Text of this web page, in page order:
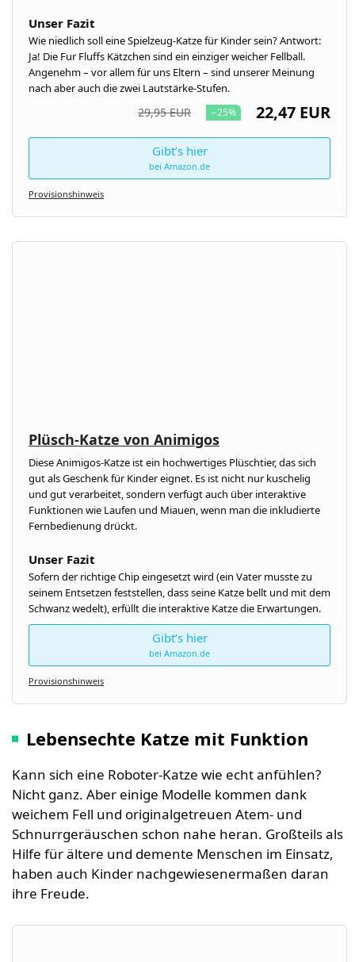
Unser Fazit
Wie niedlich soll eine Spielzeug-Katze für Kinder sein? Antwort:
Ja! Die Fur Fluffs Kätzchen sind ein einziger weicher Fellball.
Angenehm – vor allem für uns Eltern – sind unserer Meinung
nach aber auch die zwei Lautstärke-Stufen.
29,95 EUR −25% 22,47 EUR
Gibt’s hier
bei Amazon.de
Provisionshinweis
Plüsch-Katze von Animigos
Diese Animigos-Katze ist ein hochwertiges Plüschtier, das sich
gut als Geschenk für Kinder eignet. Es ist nicht nur kuschelig
und gut verarbeitet, sondern verfügt auch über interaktive
Funktionen wie Laufen und Miauen, wenn man die inkludierte
Fernbedienung drückt.
Unser Fazit
Sofern der richtige Chip eingesetzt wird (ein Vater musste zu
seinem Entsetzen feststellen, dass seine Katze bellt und mit dem
Schwanz wedelt), erfüllt die interaktive Katze die Erwartungen.
Gibt’s hier
bei Amazon.de
Provisionshinweis
Lebensechte Katze mit Funktion
Kann sich eine Roboter-Katze wie echt anfühlen?
Nicht ganz. Aber einige Modelle kommen dank
weichem Fell und originalgetreuen Atem- und
Schnurrgeräuschen schon nahe heran. Großteils als
Hilfe für ältere und demente Menschen im Einsatz,
haben auch Kinder nachgewiesenermaßen daran
ihre Freude.